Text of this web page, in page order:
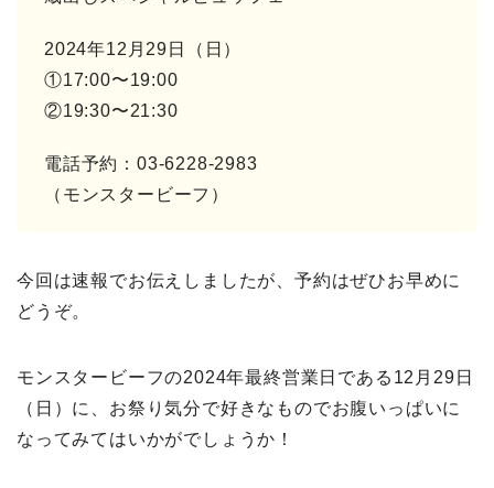
2024年12月29日（日）
①17:00〜19:00
②19:30〜21:30
電話予約：03-6228-2983
（モンスタービーフ）
今回は速報でお伝えしましたが、予約はぜひお早めに
どうぞ。
モンスタービーフの2024年最終営業日である12月29日
（日）に、お祭り気分で好きなものでお腹いっぱいに
なってみてはいかがでしょうか！